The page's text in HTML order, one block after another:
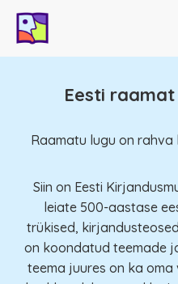
Eesti
Raamatu lugu on rahva
Siin on Eesti
leiate 500-aastase
trükised,
on koondatud teemade
teema juures on ka